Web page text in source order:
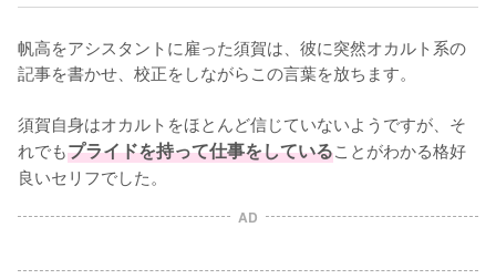
帆高をアシスタントに雇った須賀は、彼に突然オカルト系の
記事を書かせ、校正をしながらこの言葉を放ちます。
須賀自身はオカルトをほとんど信じていないようですが、そ
れでもプライドを持って仕事をしていることがわかる格好
良いセリフでした。
AD